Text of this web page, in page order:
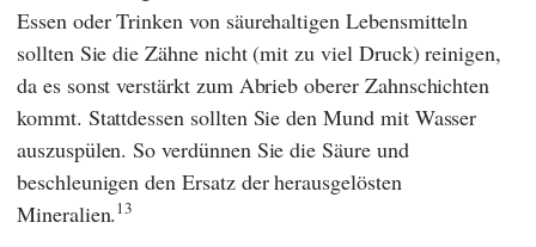
Essen oder Trinken von säurehaltigen Lebensmitteln
sollten Sie die Zähne nicht (mit zu viel Druck) reinigen,
da es sonst verstärkt zum Abrieb oberer Zahnschichten
kommt. Stattdessen sollten Sie den Mund mit Wasser
auszuspülen. So verdünnen Sie die Säure und
beschleunigen den Ersatz der herausgelösten
Mineralien.13